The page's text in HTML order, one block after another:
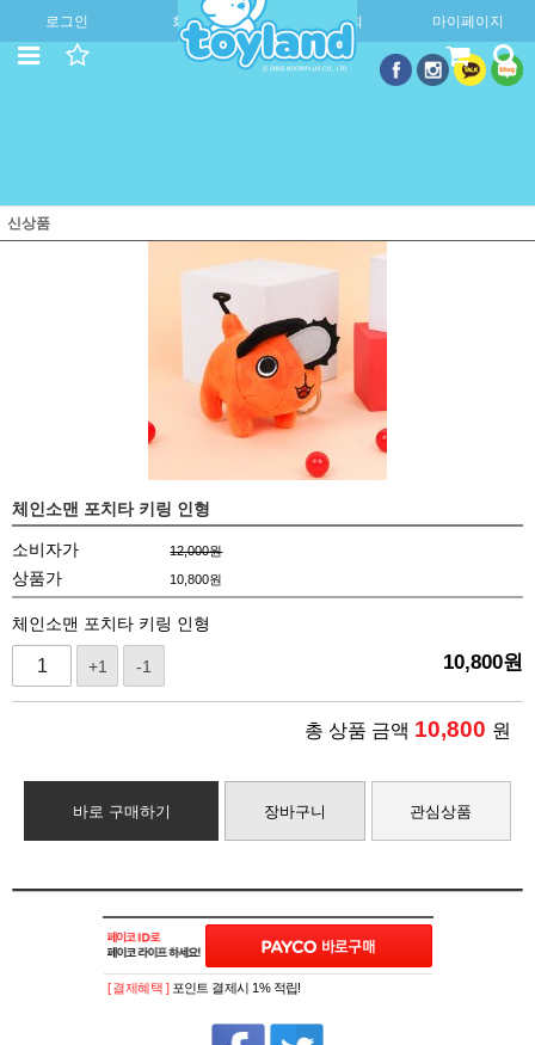
로그인 회원가입 주문조회 마이페이지
신상품
체인소맨 포치타 키링 인형
소비자가 12,000원
상품가 10,800원
체인소맨 포치타 키링 인형
+1 -1 10,800원
총 상품 금액 10,800 원
바로 구매하기 장바구니 관심상품
[ 결제혜택 ] 포인트 결제시 1% 적립!